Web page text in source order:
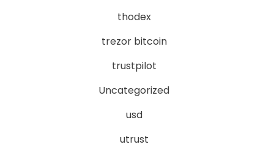
thodex
trezor bitcoin
trustpilot
Uncategorized
usd
utrust